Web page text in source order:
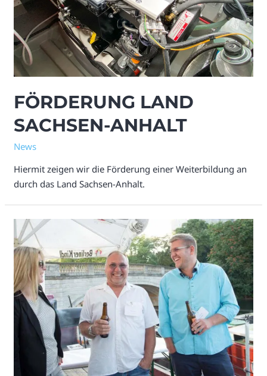
FÖRDERUNG LAND
SACHSEN-ANHALT
News
Hiermit zeigen wir die Förderung einer Weiterbildung an
durch das Land Sachsen-Anhalt.